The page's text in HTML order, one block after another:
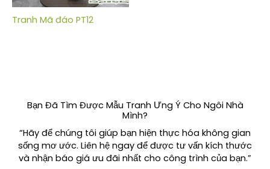
Tranh Mã đáo PT12
Bạn Đã Tìm Được Mẫu Tranh Ưng Ý Cho Ngôi Nhà
Mình?
“Hãy để chúng tôi giúp bạn hiện thực hóa không gian
sống mơ ước. Liên hệ ngay để được tư vấn kích thước
và nhận báo giá ưu đãi nhất cho công trình của bạn.”